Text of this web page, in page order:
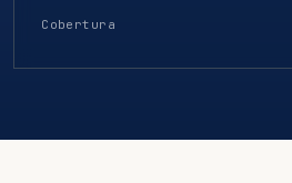
Cobertura